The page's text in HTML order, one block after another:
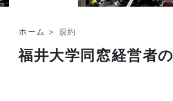
ホーム > 規約
福井大学同窓経営者